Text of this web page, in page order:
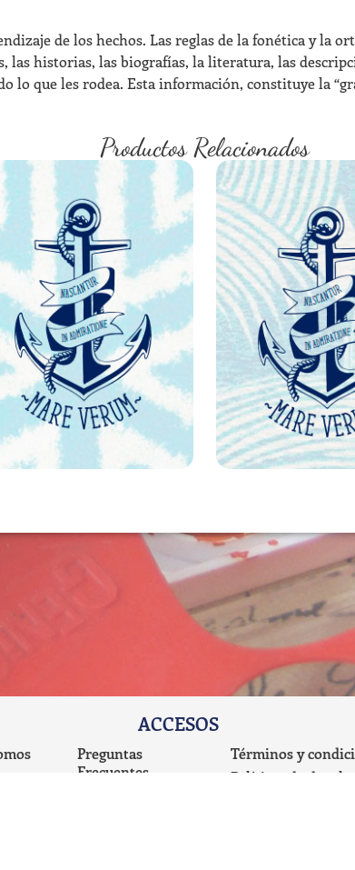
de los hechos. Las reglas de la fonética y la
las historias, las biografías, la literatura, las
lo que les rodea. Esta información, constituye la
Productos Relacionados
RETÓRICA 2 | 11° AÑO
USD 590,00
AÑADIR AL CARRITO
LÓGICA 3 |
USD
AÑADIR AL
ACCESOS
Preguntas
Frecuentes
Términos y
Políticas de